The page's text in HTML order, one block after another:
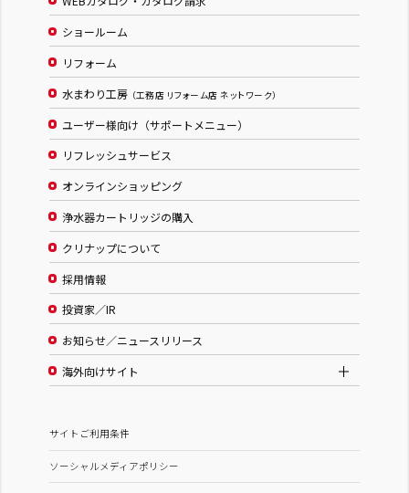
ショールーム
リフォーム
水まわり工房 （工務店 リフォーム店 ネットワーク）
ユーザー様向け（サポートメニュー）
リフレッシュサービス
オンラインショッピング
浄水器カートリッジの購入
クリナップについて
採用情報
投資家／IR
お知らせ／ニュースリリース
海外向けサイト
サイトご利用条件
ソーシャルメディアポリシー